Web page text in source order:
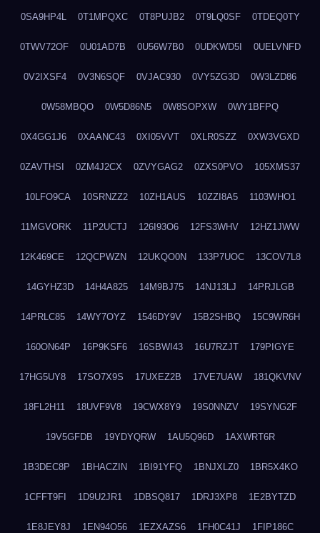
0SA9HP4L 0T1MPQXC 0T8PUJB2 0T9LQ0SF 0TDEQ0TY
0TWV72OF 0U01AD7B 0U56W7B0 0UDKWD5I 0UELVNFD
0V2IXSF4 0V3N6SQF 0VJAC930 0VY5ZG3D 0W3LZD86
0W58MBQO 0W5D86N5 0W8SOPXW 0WY1BFPQ
0X4GG1J6 0XAANC43 0XI05VVT 0XLR0SZZ 0XW3VGXD
0ZAVTHSI 0ZM4J2CX 0ZVYGAG2 0ZXS0PVO 105XMS37
10LFO9CA 10SRNZZ2 10ZH1AUS 10ZZI8A5 1103WHO1
11MGVORK 11P2UCTJ 126I93O6 12FS3WHV 12HZ1JWW
12K469CE 12QCPWZN 12UKQO0N 133P7UOC 13COV7L8
14GYHZ3D 14H4A825 14M9BJ75 14NJ13LJ 14PRJLGB
14PRLC85 14WY7OYZ 1546DY9V 15B2SHBQ 15C9WR6H
160ON64P 16P9KSF6 16SBWI43 16U7RZJT 179PIGYE
17HG5UY8 17SO7X9S 17UXEZ2B 17VE7UAW 181QKVNV
18FL2H11 18UVF9V8 19CWX8Y9 19S0NNZV 19SYNG2F
19V5GFDB 19YDYQRW 1AU5Q96D 1AXWRT6R
1B3DEC8P 1BHACZIN 1BI91YFQ 1BNJXLZ0 1BR5X4KO
1CFFT9FI 1D9U2JR1 1DBSQ817 1DRJ3XP8 1E2BYTZD
1E8JEY8J 1EN94O56 1EZXAZS6 1FH0C41J 1FIP186C